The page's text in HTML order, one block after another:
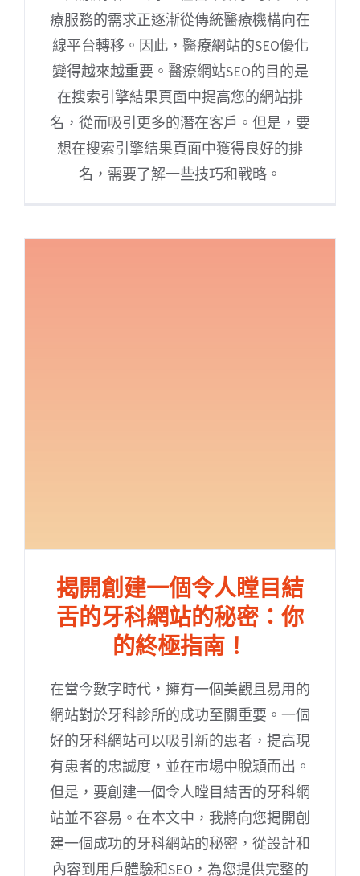
療服務的需求正逐漸從傳統醫療機構向在
線平台轉移。因此，醫療網站的SEO優化
變得越來越重要。醫療網站SEO的目的是
在搜索引擎結果頁面中提高您的網站排
名，從而吸引更多的潛在客戶。但是，要
想在搜索引擎結果頁面中獲得良好的排
名，需要了解一些技巧和戰略。
揭開創建一個令人瞠目結
舌的牙科網站的秘密：你
的終極指南！
在當今數字時代，擁有一個美觀且易用的
網站對於牙科診所的成功至關重要。一個
好的牙科網站可以吸引新的患者，提高現
有患者的忠誠度，並在市場中脫穎而出。
但是，要創建一個令人瞠目結舌的牙科網
站並不容易。在本文中，我將向您揭開創
建一個成功的牙科網站的秘密，從設計和
內容到用戶體驗和SEO，為您提供完整的